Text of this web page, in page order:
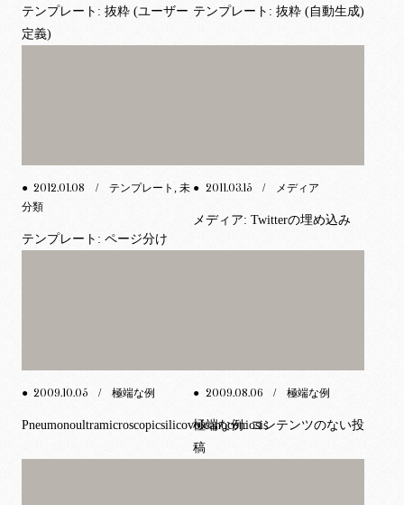
テンプレート: 抜粋 (ユーザー
定義)
テンプレート: 抜粋 (自動生成)
● 2012.01.08
/ テンプレート, 未
分類
テンプレート: ページ分け
● 2011.03.15/ メディア
メディア: Twitterの埋め込み
● 2009.10.05 / 極端な例
Pneumonoultramicroscopicsilicovolcanoconiosis
● 2009.08.06/ 極端な例
極端な例: コンテンツのない投
稿